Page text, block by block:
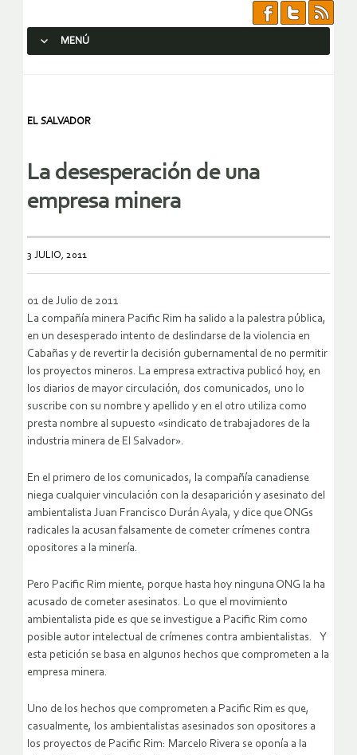
MENÚ
EL SALVADOR
La desesperación de una
empresa minera
3 JULIO, 2011
01 de Julio de 2011
La compañía minera Pacific Rim ha salido a la palestra pública,
en un desesperado intento de deslindarse de la violencia en
Cabañas y de revertir la decisión gubernamental de no permitir
los proyectos mineros. La empresa extractiva publicó hoy, en
los diarios de mayor circulación, dos comunicados, uno lo
suscribe con su nombre y apellido y en el otro utiliza como
presta nombre al supuesto «sindicato de trabajadores de la
industria minera de El Salvador».
En el primero de los comunicados, la compañía canadiense
niega cualquier vinculación con la desaparición y asesinato del
ambientalista Juan Francisco Durán Ayala, y dice que ONGs
radicales la acusan falsamente de cometer crímenes contra
opositores a la minería.
Pero Pacific Rim miente, porque hasta hoy ninguna ONG la ha
acusado de cometer asesinatos. Lo que el movimiento
ambientalista pide es que se investigue a Pacific Rim como
posible autor intelectual de crímenes contra ambientalistas. Y
esta petición se basa en algunos hechos que comprometen a la
empresa minera.
Uno de los hechos que comprometen a Pacific Rim es que,
casualmente, los ambientalistas asesinados son opositores a
los proyectos de Pacific Rim: Marcelo Rivera se oponía a la